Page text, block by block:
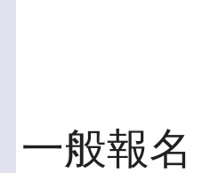
一般報名